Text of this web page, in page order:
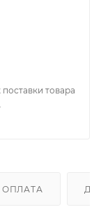
товара
ОПЛАТА